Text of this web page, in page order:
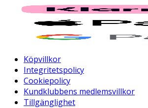
Köpvillkor
Integritetspolicy
Cookiepolicy
Kundklubbens medlemsvillkor
Tillgänglighet